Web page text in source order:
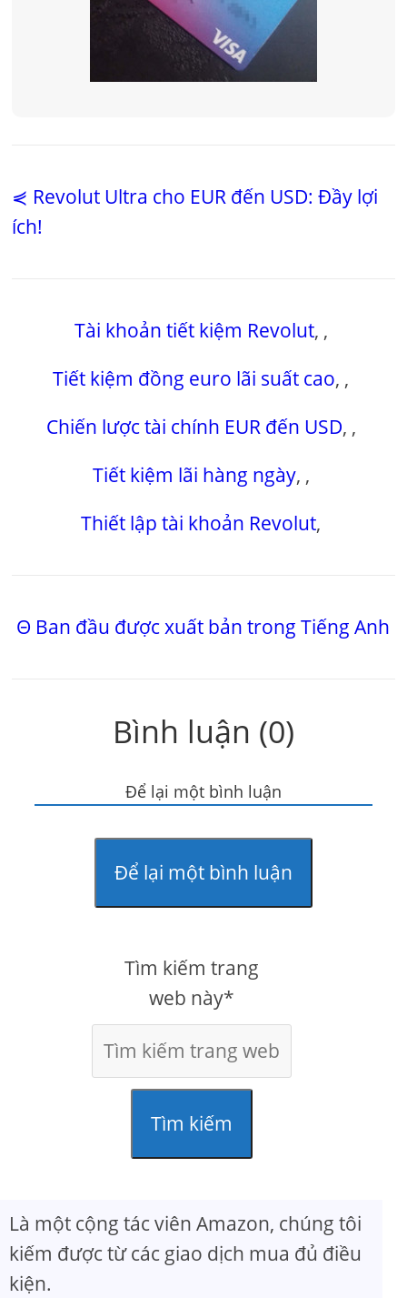
⋞ Revolut Ultra cho EUR đến USD: Đầy lợi
ích!
Tài khoản tiết kiệm Revolut, ,
Tiết kiệm đồng euro lãi suất cao, ,
Chiến lược tài chính EUR đến USD, ,
Tiết kiệm lãi hàng ngày, ,
Thiết lập tài khoản Revolut,
Θ Ban đầu được xuất bản trong Tiếng Anh
Bình luận (0)
Để lại một bình luận
Để lại một bình luận
Tìm kiếm trang
web này*
Tìm kiếm
Là một cộng tác viên Amazon, chúng tôi
kiếm được từ các giao dịch mua đủ điều
kiện.